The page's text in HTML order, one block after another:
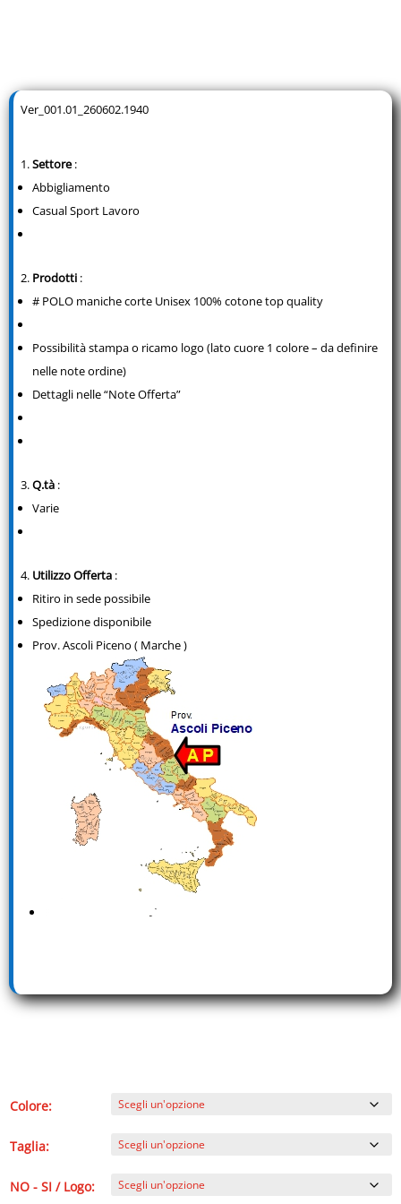
Ver_001.01_260602.1940
Settore:
Abbigliamento
Casual Sport Lavoro
Prodotti :
# POLO maniche corte Unisex 100% cotone top quality
Possibilità stampa o ricamo logo (lato cuore 1 colore – da definire
nelle note ordine)
Dettagli nelle “Note Offerta”
Q.tà :
Varie
Utilizzo Offerta :
Ritiro in sede possibile
Spedizione disponibile
Prov. Ascoli Piceno ( Marche )
Colore:
Taglia:
NO - SI / Logo: